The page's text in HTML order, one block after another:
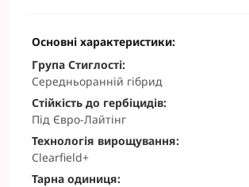
Основні характеристики:
Група Стиглості:
Середньоранній гібрид
Стійкість до гербіцидів:
Під Євро-Лайтінг
Технологія вирощування:
Clearfield+
Тарна одиниця: